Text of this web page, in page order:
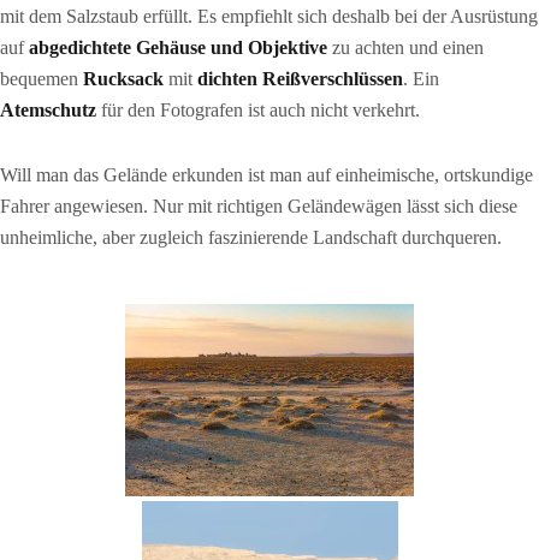
mit dem Salzstaub erfüllt. Es empfiehlt sich deshalb bei der Ausrüstung
aufabgedichtete Gehäuse und Objektive zu achten und einen
bequemen Rucksack mit dichten Reißverschlüssen. Ein
Atemschutz für den Fotografen ist auch nicht verkehrt.
Will man das Gelände erkunden ist man auf einheimische, ortskundige
Fahrer angewiesen. Nur mit richtigen Geländewägen lässt sich diese
unheimliche, aber zugleich faszinierende Landschaft durchqueren.